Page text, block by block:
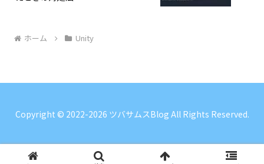
ホーム Unity
Copyright © 2022-2026 ツバサムスBlog All Rights Reserved.